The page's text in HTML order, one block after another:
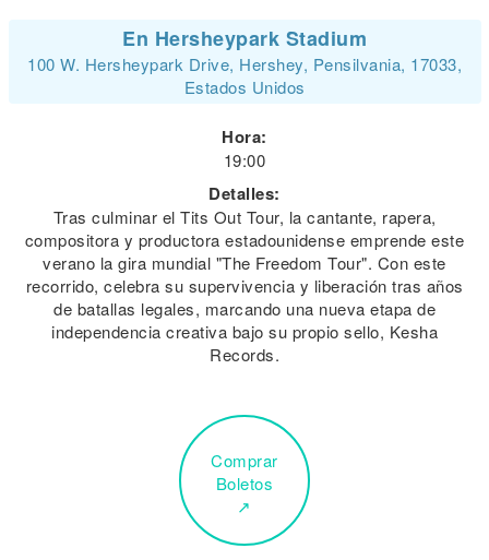
En Hersheypark Stadium
100 W. Hersheypark Drive, Hershey, Pensilvania, 17033,
Estados Unidos
Hora:
19:00
Detalles:
Tras culminar el Tits Out Tour, la cantante, rapera,
compositora y productora estadounidense emprende este
verano la gira mundial "The Freedom Tour". Con este
recorrido, celebra su supervivencia y liberación tras años
de batallas legales, marcando una nueva etapa de
independencia creativa bajo su propio sello, Kesha
Records.
Comprar
Boletos
↗